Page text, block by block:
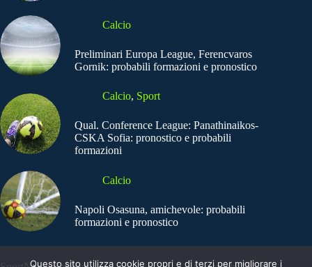
Calcio
Preliminari Europa League, Ferencvaros
Gornik: probabili formazioni e pronostico
Calcio, Sport
Qual. Conference League: Panathinaikos-
CSKA Sofia: pronostico e probabili
formazioni
Calcio
Napoli Osasuna, amichevole: probabili
formazioni e pronostico
Questo sito utilizza cookie propri e di terzi per migliorare i